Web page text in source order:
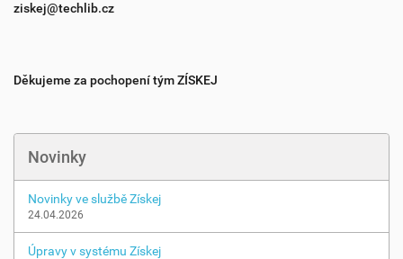
ziskej@techlib.cz
Děkujeme za pochopení tým ZÍSKEJ
Novinky
Novinky ve službě Získej
24.04.2026
Úpravy v systému Získej